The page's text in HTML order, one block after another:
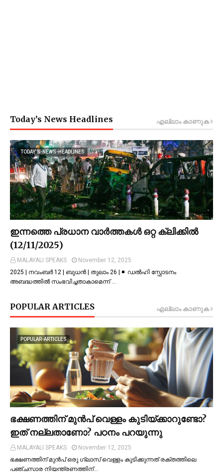
Today’s News Headlines എല്ലാം കാണുക
TODAY’S-NEWS-HEADLINES
ഇന്നത്തെ പ്രധാന വാർത്തകൾ ഒറ്റ ക്ലിക്കിൽ
(12/11/2025)
MALAYALI SPEAKS
November 12, 2025
2025 | നവംബർ 12 | ബുധൻ | തുലാം 26 | ◾ ഡല്‍ഹി സ്ഫോടനം
അബദ്ധത്തില്‍ സംഭവിച്ചതാകാമെന്ന് …
POPULAR ARTICLES എല്ലാം കാണുക
POPULAR-ARTICLES
ഭക്ഷണത്തിന് മുന്‍പ് വെള്ളം കുടിയ്ക്കാറുണ്ടോ?
ഇത് നല്ലതാണോ? പഠനം പറയുന്നു
MALAYALI SPEAKS
November 12, 2025
ഭക്ഷണത്തിന് മുന്‍പ് ഒരു ഗ്ലാസ് വെള്ളം കുടിക്കുന്നത് രക്തത്തിലെ
പഞ്ചസാര നിയന്ത്രണത്തിന്…